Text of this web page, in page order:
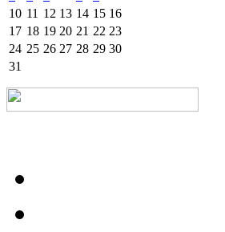
10 11 12 13 14 15 16
17 18 19 20 21 22 23
24 25 26 27 28 29 30
31